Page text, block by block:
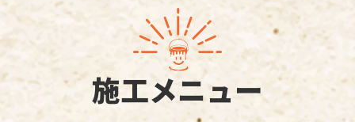
施工メニュー